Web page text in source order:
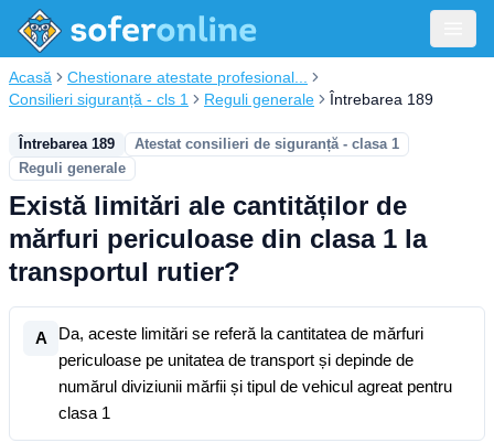
Acasă
Chestionare atestate profesional...
Consilieri siguranță - cls 1
Reguli generale Întrebarea 189
Întrebarea 189
Atestat consilieri de siguranță - clasa 1
Reguli generale
Există limitări ale cantităților de
mărfuri periculoase din clasa 1 la
transportul rutier?
A
Da, aceste limitări se referă la cantitatea de mărfuri
periculoase pe unitatea de transport și depinde de
numărul diviziunii mărfii și tipul de vehicul agreat pentru
clasa 1